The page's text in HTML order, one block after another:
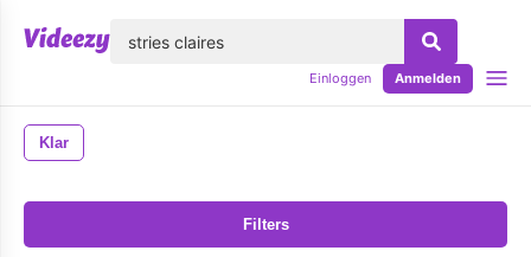
Einloggen Anmelden
Klar
Filters